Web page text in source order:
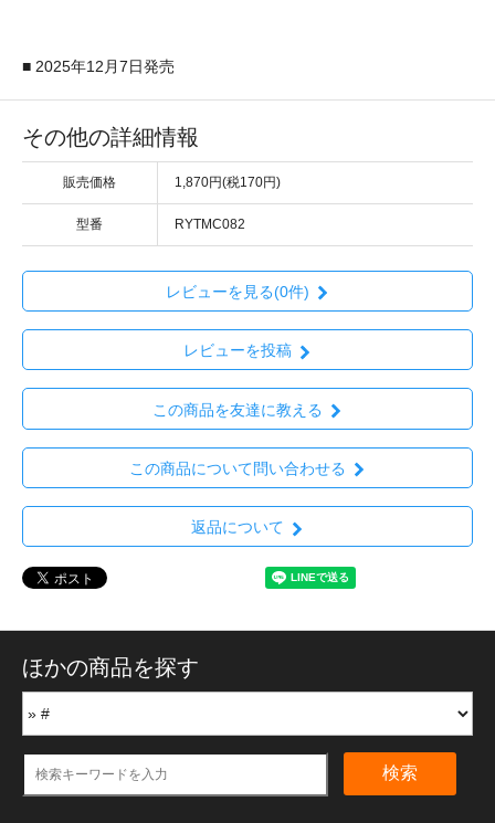
■ 2025年12月7日発売
その他の詳細情報
販売価格 1,870円(税170円)
型番 RYTMC082
レビューを見る(0件)
レビューを投稿
この商品を友達に教える
この商品について問い合わせる
返品について
ほかの商品を探す
検索